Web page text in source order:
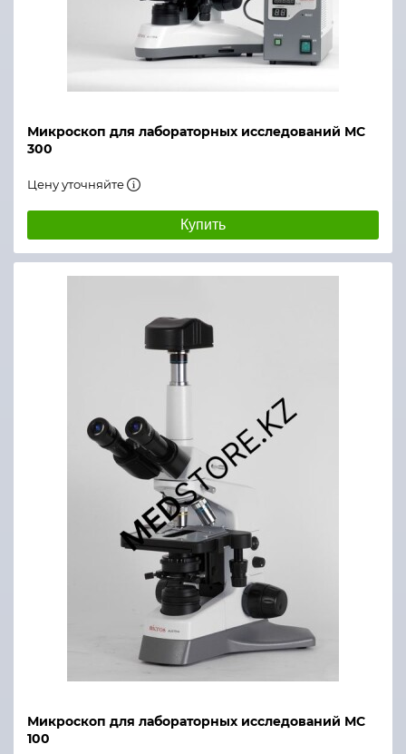
Микроскоп для лабораторных исследований МС
300
Цену уточняйте
Купить
Микроскоп для лабораторных исследований МС
100